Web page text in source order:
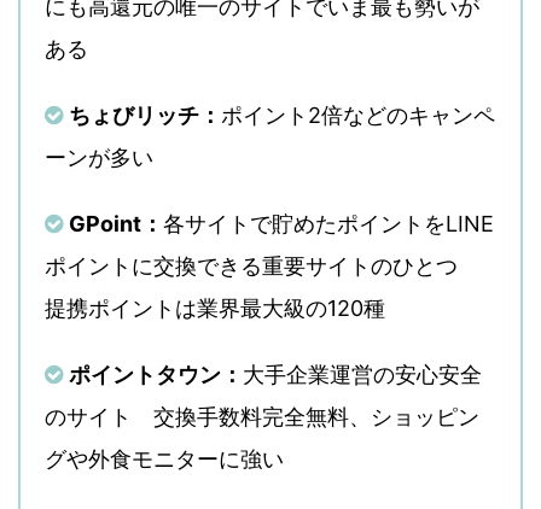
にも高還元の唯一のサイト でいま最も勢いが
ある
ちょびリッチ： ポイント2倍などのキャンペ
ーンが多い
GPoint： 各サイトで貯めたポイントをLINE
ポイントに交換できる重要サイトのひとつ
提携ポイントは業界最大級の120種
ポイントタウン： 大手企業運営の安心安全
のサイト 交換手数料完全無料、 ショッピン
グや外食モニターに強い